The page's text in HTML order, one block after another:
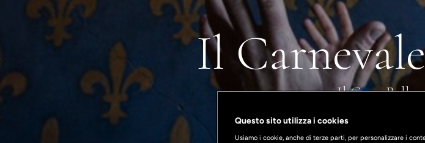
Il
Il Gran Ballo
Questo sito utilizza i cookies
Usiamo i cookie, anche di terze parti, per personalizzare i